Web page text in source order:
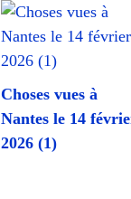
Choses vues à
Nantes le 14
2026 (1)